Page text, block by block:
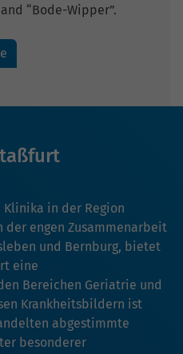
“Bode-Wipper”.
Klinika in der Region
der engen Zusammenarbeit
und Bernburg, bietet
eine
Bereichen Geriatrie und
Krankheitsbildern ist
abgestimmte
besonderer